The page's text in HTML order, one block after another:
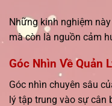
Những kinh nghiệm
mà còn là nguồn cảm
Góc Nhìn Về Quản
Góc nhìn chuyên sâu
lý tập trung vào sự cân